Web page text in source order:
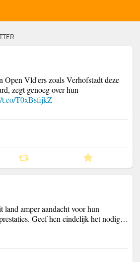
Open Vld'ers zoals Verhofstadt deze
zegt genoeg over hun
t.co/T0xBsfijkZ
land amper aandacht voor hun
Geef hen eindelijk het nodig…